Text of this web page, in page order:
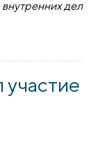
дел
нового учебного